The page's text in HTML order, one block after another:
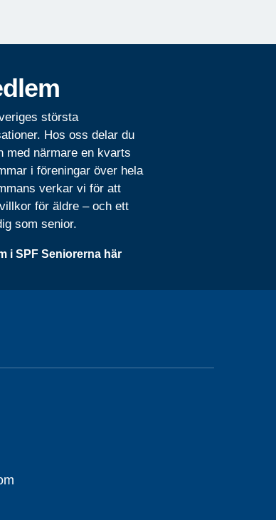
största
Hos oss delar du
med närmare en kvarts
i föreningar över hela
verkar vi för att
för äldre – och ett
som senior.
i SPF Seniorerna här